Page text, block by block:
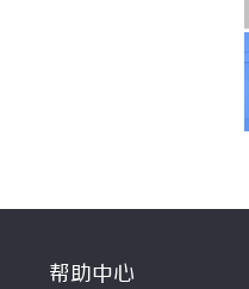
帮助中心